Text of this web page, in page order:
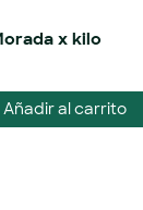
x kilo
Añadir al carrito